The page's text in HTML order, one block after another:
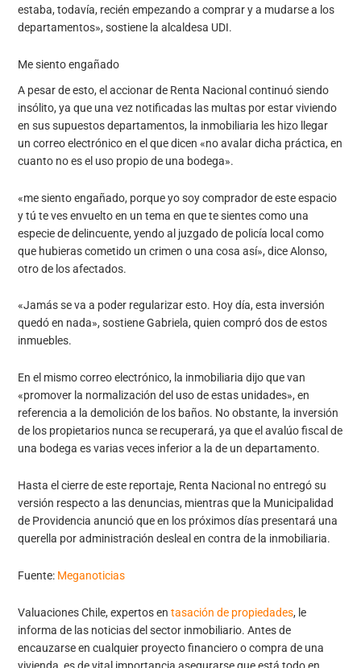
estaba, todavía, recién empezando a comprar y a mudarse a los
departamentos», sostiene la alcaldesa UDI.
Me siento engañado
A pesar de esto, el accionar de Renta Nacional continuó siendo
insólito, ya que una vez notificadas las multas por estar viviendo
en sus supuestos departamentos, la inmobiliaria les hizo llegar
un correo electrónico en el que dicen «no avalar dicha práctica, en
cuanto no es el uso propio de una bodega».
«me siento engañado, porque yo soy comprador de este espacio
y tú te ves envuelto en un tema en que te sientes como una
especie de delincuente, yendo al juzgado de policía local como
que hubieras cometido un crimen o una cosa así», dice Alonso,
otro de los afectados.
«Jamás se va a poder regularizar esto. Hoy día, esta inversión
quedó en nada», sostiene Gabriela, quien compró dos de estos
inmuebles.
En el mismo correo electrónico, la inmobiliaria dijo que van
«promover la normalización del uso de estas unidades», en
referencia a la demolición de los baños. No obstante, la inversión
de los propietarios nunca se recuperará, ya que el avalúo fiscal de
una bodega es varias veces inferior a la de un departamento.
Hasta el cierre de este reportaje, Renta Nacional no entregó su
versión respecto a las denuncias, mientras que la Municipalidad
de Providencia anunció que en los próximos días presentará una
querella por administración desleal en contra de la inmobiliaria.
Fuente: Meganoticias
Valuaciones Chile, expertos entasación de propiedades, le
informa de las noticias del sector inmobiliario. Antes de
encauzarse en cualquier proyecto financiero o compra de una